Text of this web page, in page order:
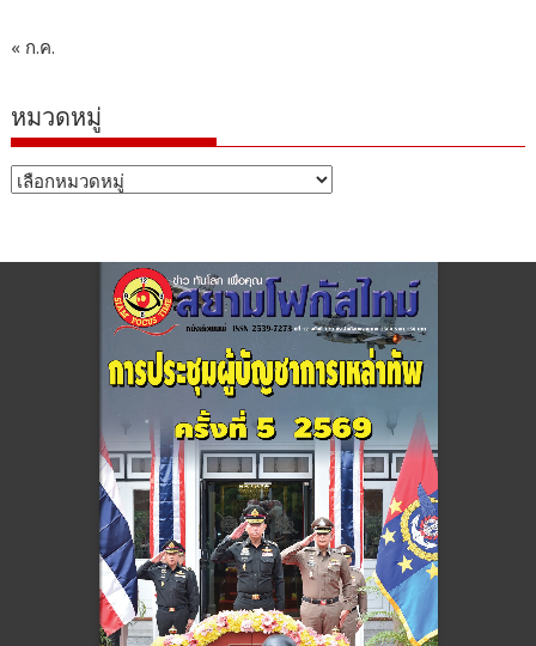
« ก.ค.
หมวดหมู่
หมวด